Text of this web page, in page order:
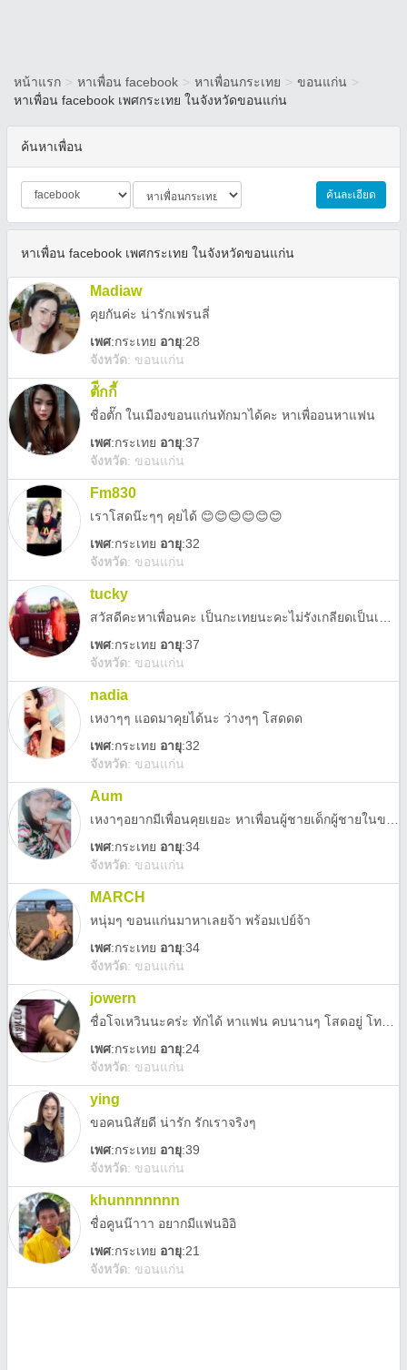
หน้าแรก > หาเพื่อน facebook > หาเพื่อนกระเทย > ขอนแก่น >
หาเพื่อน facebook เพศกระเทย ในจังหวัดขอนแก่น
ค้นหาเพื่อน
ค้นละเอียด
หาเพื่อน facebook เพศกระเทย ในจังหวัดขอนแก่น
Madiaw
คุยกันค่ะ น่ารักเฟรนลี่
เพศ:กระเทย อายุ:28
จังหวัด: ขอนแก่น
ตัีกกี้
ชื่อตั๊ก ในเมืองขอนแก่นทักมาได้คะ หาเพื่ออนหาแฟน
เพศ:กระเทย อายุ:37
จังหวัด: ขอนแก่น
Fm830
เราโสดน๊ะๆๆ คุยได้ 😊😊😊😊😊😊
เพศ:กระเทย อายุ:32
จังหวัด: ขอนแก่น
tucky
เพศ:กระเทย อายุ:37
จังหวัด: ขอนแก่น
nadia
เหงาๆๆ แอดมาคุยได้นะ ว่างๆๆ โสดดด
เพศ:กระเทย อายุ:32
จังหวัด: ขอนแก่น
Aum
เพศ:กระเทย อายุ:34
จังหวัด: ขอนแก่น
MARCH
หนุ่มๆ ขอนแก่นมาหาเลยจ้า พร้อมเปย์จ้า
เพศ:กระเทย อายุ:34
จังหวัด: ขอนแก่น
jowern
เพศ:กระเทย อายุ:24
จังหวัด: ขอนแก่น
ying
ขอคนนิสัยดี น่ารัก รักเราจริงๆ
เพศ:กระเทย อายุ:39
จังหวัด: ขอนแก่น
khunnnnnnn
ชื่อคูนน๊าาา อยากมีแฟนอิอิ
เพศ:กระเทย อายุ:21
จังหวัด: ขอนแก่น